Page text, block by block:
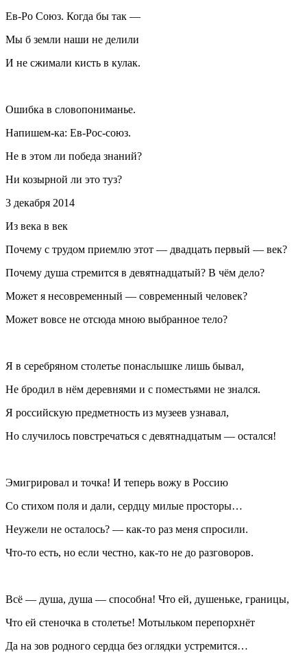
Ев-Ро Союз. Когда бы так —
Мы б земли наши не делили
И не сжимали кисть в кулак.
Ошибка в словопониманье.
Напишем-ка: Ев-Рос-союз.
Не в этом ли победа знаний?
Ни козырной ли это туз?
3 декабря 2014
Из века в век
Почему с трудом приемлю этот — двадцать первый — век?
Почему душа стремится в девятнадцатый? В чём дело?
Может я несовременный — современный человек?
Может вовсе не отсюда мною выбранное тело?
Я в серебряном столетье понаслышке лишь бывал,
Не бродил в нём деревнями и с поместьями не знался.
Я российскую предметность из музеев узнавал,
Но случилось повстречаться с девятнадцатым — остался!
Эмигрировал и точка! И теперь вожу в Россию
Со стихом поля и дали, сердцу милые просторы…
Неужели не осталось? — как-то раз меня спросили.
Что-то есть, но если честно, как-то не до разговоров.
Всё — душа, душа — способна! Что ей, душеньке, границы,
Что ей стеночка в столетье! Мотыльком перепорхнёт
Да на зов родного сердца без оглядки устремится…